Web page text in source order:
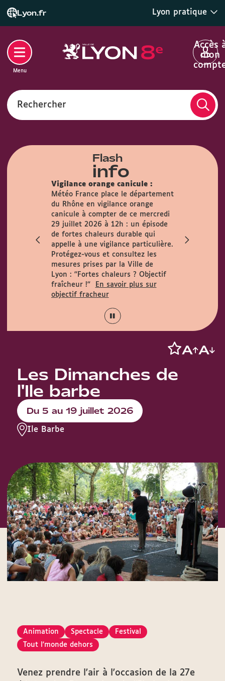
Lyon.fr Lyon pratique
Rechercher
Accès
mon
Menu
Flash
info
Vigilance orange canicule :
Météo France place le département
du Rhône en vigilance orange
canicule à compter de ce mercredi
29 juillet 2026 à 12h : un épisode
de fortes chaleurs durable qui
appelle à une vigilance particulière.
Protégez-vous et consultez les
mesures prises par la Ville de
Lyon : "Fortes chaleurs ? Objectif
fraîcheur !"
En savoir plus sur
objectif fracheur
Les Dimanches de
l'Ile barbe
Du 5 au 19 juillet 2026
Ile Barbe
Animation Spectacle
Festival
Tout l'monde dehors
Venez prendre l'air à l'occasion de la 27e